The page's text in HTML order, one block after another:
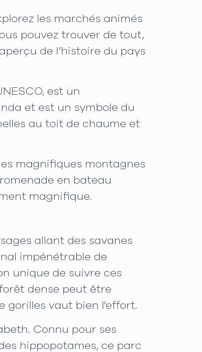
les marchés animés
pouvez trouver de tout,
de l’histoire du pays
est un
et est un symbole du
au toit de chaume et
magnifiques montagnes
en bateau
magnifique.
allant des savanes
impénétrable de
unique de suivre ces
dense peut être
gorilles vaut bien l'effort.
Connu pour ses
hippopotames, ce parc